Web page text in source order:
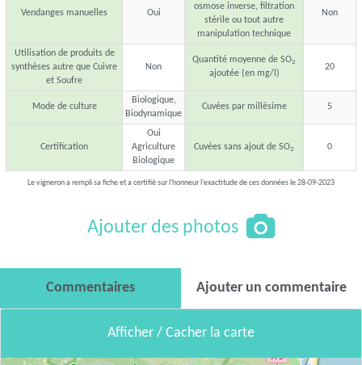
Vendanges manuelles Oui
osmose inverse, filtration
stérile ou tout autre
manipulation technique
Non
Utilisation de produits de
synthèses autre que Cuivre
et Soufre
Non
Quantité moyenne de SO2
ajoutée (en mg/l)
20
Mode de culture
Biologique,
Biodynamique
Cuvées par millésime 5
Certification
Oui
Agriculture
Biologique
Cuvées sans ajout de SO2 0
Le vigneron a rempli sa fiche et a certifié sur l'honneur l'exactitude de ces données le 28-09-2023
Ajouter des photos
Commentaires Ajouter un commentaire
Afficher / Cacher la carte